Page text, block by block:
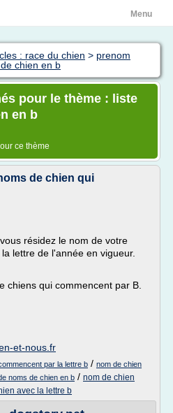
Menu
: race du chien > prenom
chien en b
pour le thème : liste
en b
ce thème
de chien qui
résidez le nom de votre
lettre de l'année en vigueur.
chiens qui commencent par B.
et-nous.fr
par la lettre b / nom de chien
noms de chien en b / nom de chien
avec la lettre b